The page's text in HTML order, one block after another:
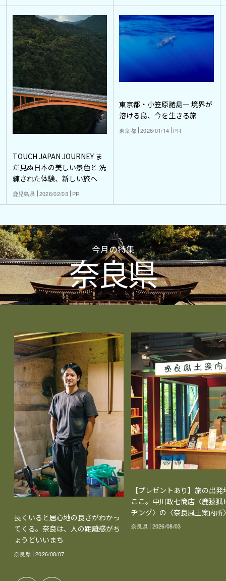
TOUCH JAPAN JOURNEY ま
だ見ぬ日本の美しい景色と 洗
練された体験、新しい旅へ
鹿児島県 2026/02/03 PR
東京都・小笠原諸島― 境界が
溶ける島、今を生きる旅
東京都 2026/01/14 PR
今月の特集
奈良県
長くいると居心地の良さがわかっ
てくる。奈良は、人の距離感がち
ょうどいいまち
奈良県 2026/08/07
【プレゼントあり】旅の出発
ここ。中川政七商店〈鹿猿狐
ヂング〉の〈奈良風土案内所
奈良県 2026/08/03